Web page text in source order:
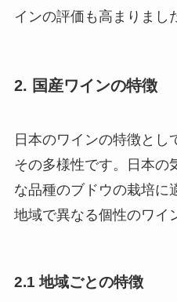
インの評価も高まりまし
2. 国産ワインの特徴
日本のワインの特徴とし
その多様性です。日本の
な品種のブドウの栽培に
地域で異なる個性のワイ
2.1 地域ごとの特徴